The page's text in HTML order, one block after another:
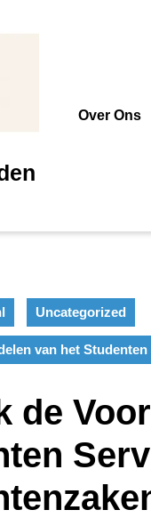
Over Ons
Uncategorized
van het
de